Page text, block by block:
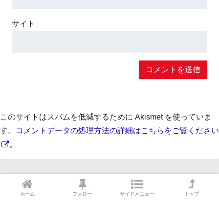
サイト
このサイトはスパムを低減するために Akismet を使っていま
す。
コメントデータの処理方法の詳細はこちらをご覧ください
。
前の記事
ホーム フォロー サイドメニュー トップ